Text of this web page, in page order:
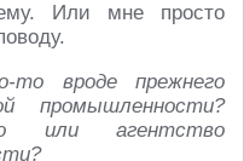
Или мне просто
вроде прежнего
промышленности?
или агентство